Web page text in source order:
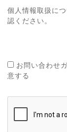
個人情報取扱に
認ください。
お問い合わせ
意する